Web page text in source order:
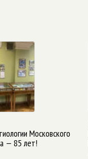
Московского
— 85 лет!